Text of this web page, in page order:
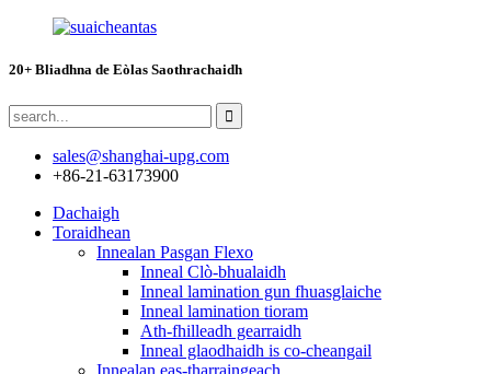
20+ Bliadhna de Eòlas Saothrachaidh
sales@shanghai-upg.com
+86-21-63173900
Dachaigh
Toraidhean
Innealan Pasgan Flexo
Inneal Clò-bhualaidh
Inneal lamination gun fhuasglaiche
Inneal lamination tioram
Ath-fhilleadh gearraidh
Inneal glaodhaidh is co-cheangail